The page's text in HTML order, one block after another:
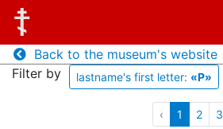
Back to the museum's website
Filter by
lastname's first letter: «P»
‹ 1 2 3